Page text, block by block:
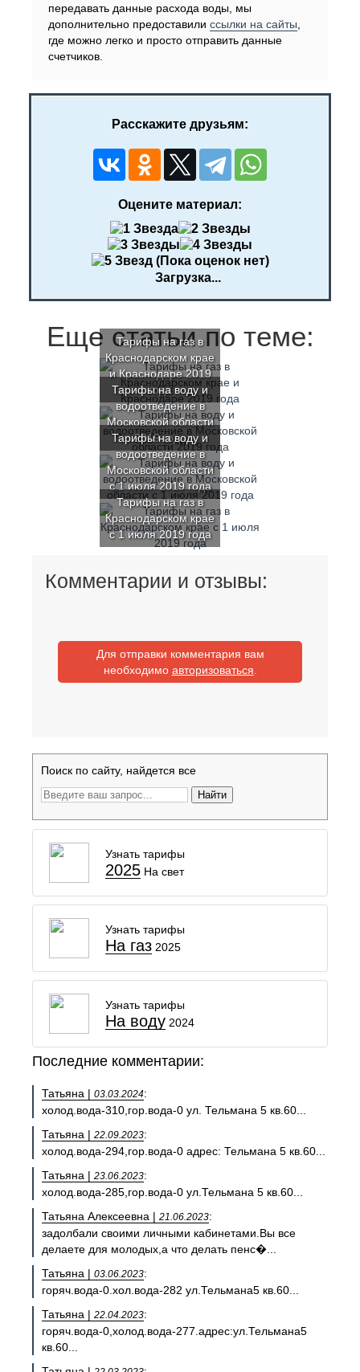
передавать данные расхода воды, мы
дополнительно предоставили ссылки на сайты
где можно легко и просто отправить данные
счетчиков.
Расскажите друзьям:
Оцените материал:
(Пока оценок нет)
Загрузка...
Еще статьи по теме:
Тарифы на газ в
Краснодарском крае
и Краснодаре 2019
года
Тарифы на воду и
водоотведение в
Московской области
2019 года
Тарифы на воду и
водоотведение в
Московской области
с 1 июля 2019 года
Тарифы на газ в
Краснодарском крае
с 1 июля 2019 года
Комментарии и отзывы:
Для отправки комментария вам
необходимо авторизоваться
Поиск по сайту, найдется все
Найти
Узнать тарифы
2025 На свет
Узнать тарифы
На газ 2025
Узнать тарифы
На воду 2024
Последние комментарии:
Татьяна | 03.03.2024:
холод.вода-310,гор.вода-0 ул. Тельмана 5 кв.60...
Татьяна | 22.09.2023:
холод.вода-294,гор.вода-0 адрес: Тельмана 5 кв.60...
Татьяна | 23.06.2023:
холод.вода-285,гор.вода-0 ул.Тельмана 5 кв.60...
Татьяна Алексеевна | 21.06.2023:
задолбали своими личными кабинетами.Вы все
делаете для молодых,а что делать пенс�...
Татьяна | 03.06.2023:
горяч.вода-0.хол.вода-282 ул.Тельмана5 кв.60...
Татьяна | 22.04.2023:
горяч.вода-0,холод.вода-277.адрес:ул.Тельмана5
кв.60...